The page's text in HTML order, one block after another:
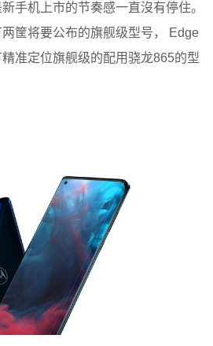
手机上市的节奏感一直沒有停住。
筐将要公布的旗舰级型号， Edge
准定位旗舰级的配用骁龙865的型